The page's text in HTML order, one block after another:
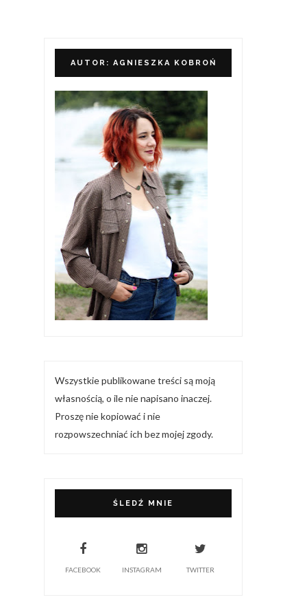
AUTOR: AGNIESZKA KOBROŃ
Wszystkie publikowane treści są moją
własnością, o ile nie napisano inaczej.
Proszę nie kopiować i nie
rozpowszechniać ich bez mojej zgody.
ŚLEDŹ MNIE
FACEBOOK INSTAGRAM TWITTER